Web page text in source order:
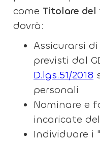
come Titolare
dovrà:
Assicurarsi
previsti dal
D.lgs.51/2018
personali
Nominare e
incaricate
Individuare i